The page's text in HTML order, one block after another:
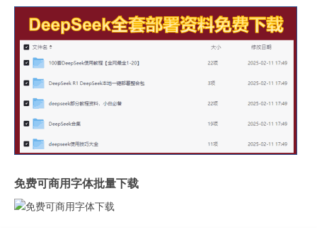
免费可商用字体批量下载